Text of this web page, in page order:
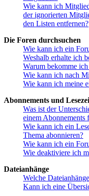
Wie kann ich
der ignorierten
den Listen entfernen?
Die Foren durchsuchen
Wie kann ich ein
Weshalb erhalte ich
Warum bekomme
Wie kann ich nach
Wie kann ich meine
Abonnements und
Was ist der
einem Abonnements
Wie kann ich ein
Thema abonnieren?
Wie kann ich ein
Wie deaktiviere ich
Dateianhänge
Welche
Kann ich eine